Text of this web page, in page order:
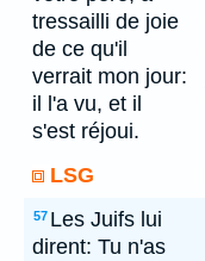
tressailli de joie
de ce qu'il
verrait mon jour:
il l'a vu, et il
s'est réjoui.
LSG
57 Les Juifs lui
dirent: Tu n'as